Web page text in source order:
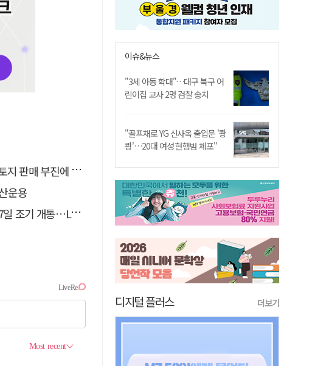
1년 만에 두 단계 '뚝'
운용
메트로 사업 지원
이슈&뉴스
"3세 아동 학대"…대구 북구 어
린이집 교사 2명 검찰 송치
"골프채로 YG 신사옥 출입문 '쾅
쾅'…20대 여성 현행범 체포"
디지털 플러스 더보기